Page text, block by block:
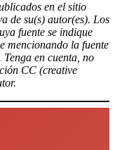
en el sitio
de su(s) autor(es). Los
fuente se indique
mencionando la fuente
en cuenta, no
CC (creative